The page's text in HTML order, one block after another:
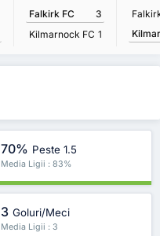
Falkirk FC
3
Kilmarnock FC 1
70% Peste 1.5
Media Ligii : 83%
3 Goluri/Meci
Media Ligii : 3